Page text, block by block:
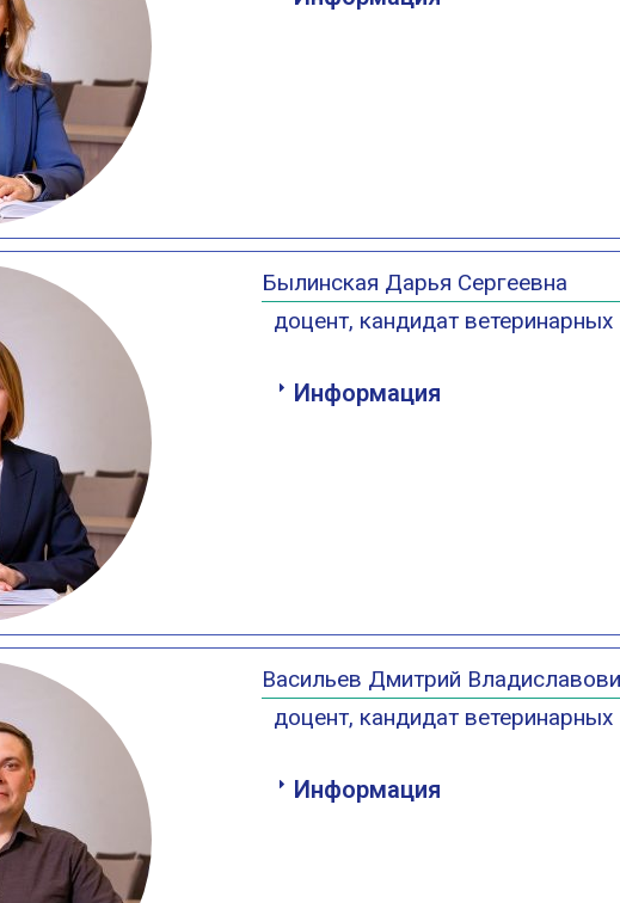
Былинская Дарья Сергеевна
доцент, кандидат ветеринарных
Информация
Васильев Дмитрий
доцент, кандидат ветеринарных
Информация